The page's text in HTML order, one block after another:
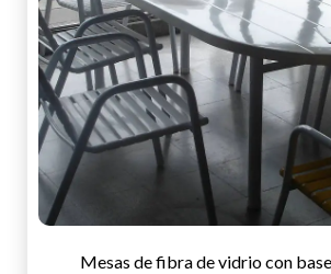
Mesas de fibra de vidrio con